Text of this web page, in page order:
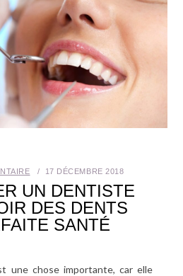
17 DÉCEMBRE 2018
UN DENTISTE
DES DENTS
SANTÉ
une chose importante, car elle